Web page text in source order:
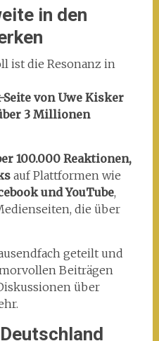
in den
ist die Resonanz in
Seite von Uwe Kisker
3 Millionen
100.000 Reaktionen,
auf Plattformen wie
und YouTube,
die über
geteilt und
Beiträgen
über